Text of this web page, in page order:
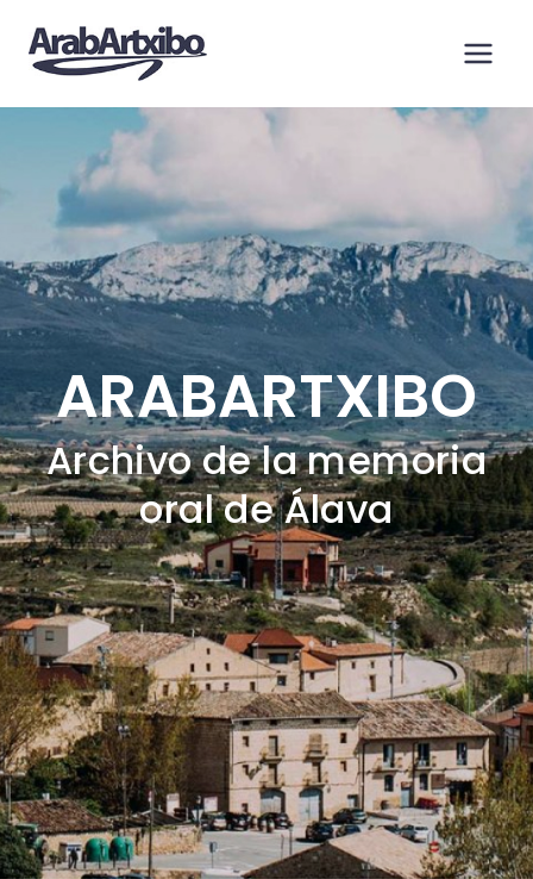
contenido
ARABARTXIBO
Archivo de la memoria
oral de Álava